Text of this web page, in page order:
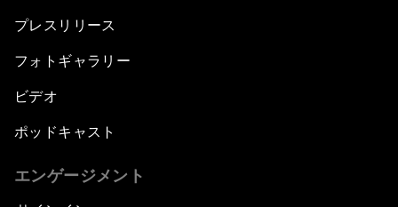
プレスリリース
フォトギャラリー
ビデオ
ポッドキャスト
エンゲージメント